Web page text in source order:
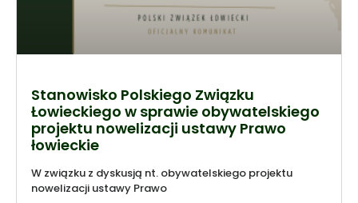
Stanowisko Polskiego Związku
Łowieckiego w sprawie obywatelskiego
projektu nowelizacji ustawy Prawo
łowieckie
W związku z dyskusją nt. obywatelskiego projektu
nowelizacji ustawy Prawo